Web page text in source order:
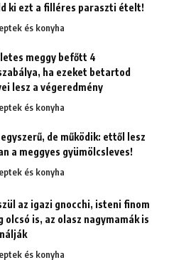
ki ezt a filléres paraszti ételt!
és konyha
meggy befőtt 4
ha ezeket betartod
lesz a végeredmény
és konyha
de működik: ettől lesz
a meggyes gyümölcsleves!
és konyha
az igazi gnocchi, isteni finom
olcsó is, az olasz nagymamák is
és konyha